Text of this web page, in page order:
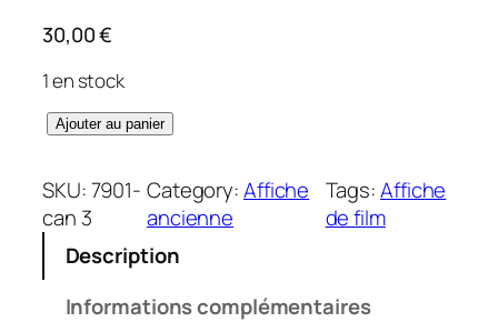
30,00€
1 en stock
q
a
n
t
Ajouter au panier
SKU:7901-
can 3
Category:Affiche
ancienne
Tags:Affiche
de film
Description
Informations complémentaires